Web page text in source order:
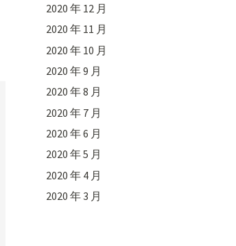
2020 年 12 月
2020 年 11 月
2020 年 10 月
2020 年 9 月
2020 年 8 月
2020 年 7 月
2020 年 6 月
2020 年 5 月
2020 年 4 月
2020 年 3 月